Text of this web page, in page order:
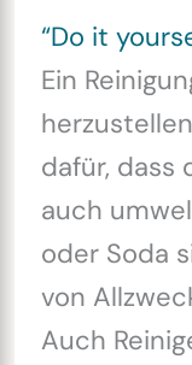
“Do it
Ein
dafür, dass
auch
oder Soda
von
Auch